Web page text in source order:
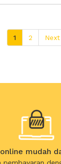
1 2 Next
mudah